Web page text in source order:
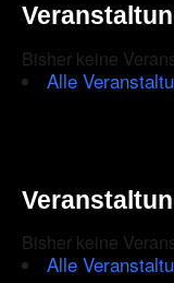
Bisher keine
Alle
Bisher keine
Alle